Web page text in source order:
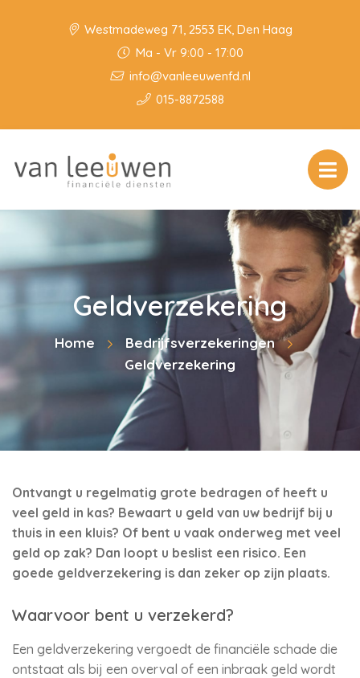
Westmadeweg 71, 2553 EK, Den Haag
Ma - Vr 9:00 - 17:00
info@vanleeuwenfd.nl
015-8872588
Geldverzekering
Home
Bedrijfsverzekeringen
Geldverzekering
Ontvangt u regelmatig grote bedragen of heeft u
veel geld in kas? Bewaart u geld van uw bedrijf bij u
thuis in een kluis? Of bent u vaak onderweg met veel
geld op zak? Dan loopt u beslist een risico. Een
goede geldverzekering is dan zeker op zijn plaats.
Waarvoor bent u verzekerd?
Een geldverzekering vergoedt de financiële schade die
ontstaat als bij een overval of een inbraak geld wordt